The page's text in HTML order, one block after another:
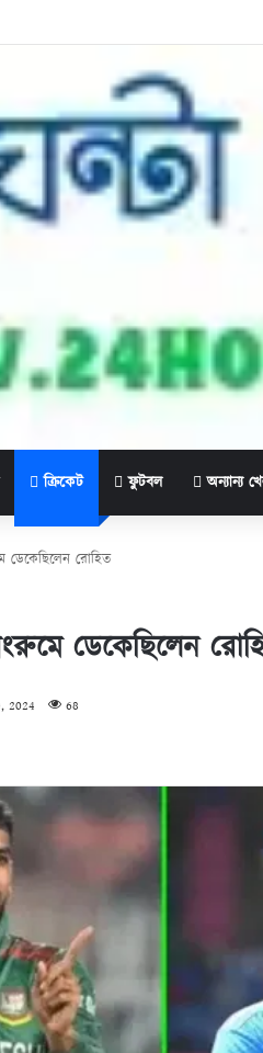
ক্রিকেট ফুটবল অন্যান্য
ডেকেছিলেন রোহিত
ডেকেছিলেন
2024 68